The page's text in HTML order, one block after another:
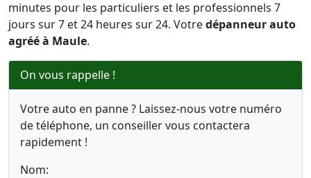
minutes pour les particuliers et les professionnels 7
jours sur 7 et 24 heures sur 24. Votredépanneur auto
agréé à Maule.
On vous rappelle !
Votre auto en panne ? Laissez-nous votre numéro
de téléphone, un conseiller vous contactera
rapidement !
Nom: